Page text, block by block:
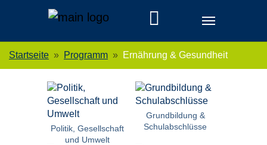
Startseite Programm Ernährung & Gesundheit
Politik, Gesellschaft
und Umwelt
Grundbildung &
Schulabschlüsse